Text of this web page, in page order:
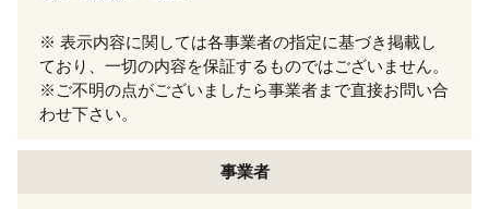
※ 表示内容に関しては各事業者の指定に基づき掲載し
ており、一切の内容を保証するものではございません。
※ご不明の点がございましたら事業者まで直接お問い合
わせ下さい。
事業者